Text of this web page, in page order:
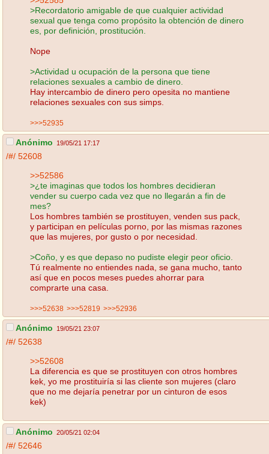
>Recordatorio amigable de que cualquier actividad
sexual que tenga como propósito la obtención de dinero
es, por definición, prostitución.
Nope
>Actividad u ocupación de la persona que tiene
relaciones sexuales a cambio de dinero.
Hay intercambio de dinero pero opesita no mantiene
relaciones sexuales con sus simps.
>>>52935
Anónimo 19/05/21 17:17
/#/ 52608
>>52586
>¿te imaginas que todos los hombres decidieran
vender su cuerpo cada vez que no llegarán a fin de
mes?
Los hombres también se prostituyen, venden sus pack,
y participan en películas porno, por las mismas razones
que las mujeres, por gusto o por necesidad.
>Coño, y es que depaso no pudiste elegir peor oficio.
Tú realmente no entiendes nada, se gana mucho, tanto
así que en pocos meses puedes ahorrar para
comprarte una casa.
>>>52638 >>>52819 >>>52936
Anónimo 19/05/21 23:07
/#/ 52638
>>52608
La diferencia es que se prostituyen con otros hombres
kek, yo me prostituiría si las cliente son mujeres (claro
que no me dejaría penetrar por un cinturon de esos
kek)
Anónimo 20/05/21 02:04
/#/ 52646